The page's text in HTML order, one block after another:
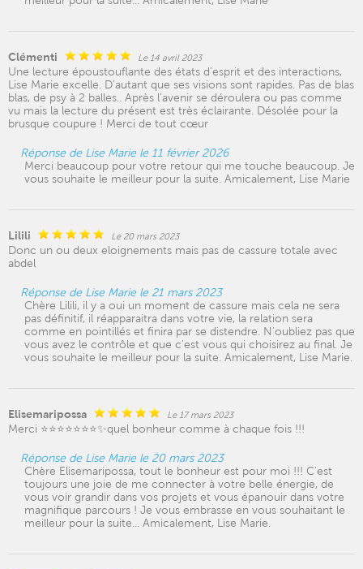
Clémenti Le 14 avril 2023
Une lecture époustouflante des états d’esprit et des interactions,
Lise Marie excelle. D’autant que ses visions sont rapides. Pas de blas
blas, de psy à 2 balles.. Après l’avenir se déroulera ou pas comme
vu mais la lecture du présent est très éclairante. Désolée pour la
brusque coupure ! Merci de tout cœur
Réponse de Lise Marie le 11 février 2026
Merci beaucoup pour votre retour qui me touche beaucoup. Je
vous souhaite le meilleur pour la suite. Amicalement, Lise Marie
Lilili Le 20 mars 2023
Donc un ou deux eloignements mais pas de cassure totale avec
abdel
Réponse de Lise Marie le 21 mars 2023
Chère Lilili, il y a oui un moment de cassure mais cela ne sera
pas définitif, il réapparaitra dans votre vie, la relation sera
comme en pointillés et finira par se distendre. N'oubliez pas que
vous avez le contrôle et que c'est vous qui choisirez au final. Je
vous souhaite le meilleur pour la suite. Amicalement, Lise Marie.
Elisemaripossa Le 17 mars 2023
Merci ⭐️⭐️⭐️⭐️⭐️⭐️⭐️✨quel bonheur comme à chaque fois !!!
Réponse de Lise Marie le 20 mars 2023
Chère Elisemaripossa, tout le bonheur est pour moi !!! C'est
toujours une joie de me connecter à votre belle énergie, de
vous voir grandir dans vos projets et vous épanouir dans votre
magnifique parcours ! Je vous embrasse en vous souhaitant le
meilleur pour la suite... Amicalement, Lise Marie.